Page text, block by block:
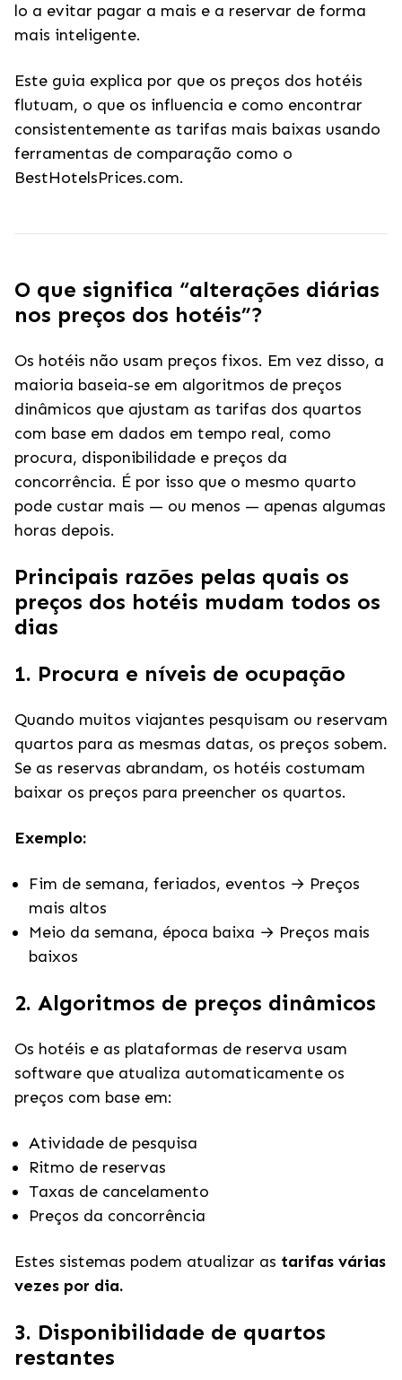
lo a evitar pagar a mais e a reservar de forma
mais inteligente.
Este guia explica por que os preços dos hotéis
flutuam, o que os influencia e como encontrar
consistentemente as tarifas mais baixas usando
ferramentas de comparação como o
BestHotelsPrices.com.
O que significa “alterações diárias
nos preços dos hotéis”?
Os hotéis não usam preços fixos. Em vez disso, a
maioria baseia-se em algoritmos de preços
dinâmicos que ajustam as tarifas dos quartos
com base em dados em tempo real, como
procura, disponibilidade e preços da
concorrência. É por isso que o mesmo quarto
pode custar mais — ou menos — apenas algumas
horas depois.
Principais razões pelas quais os
preços dos hotéis mudam todos os
dias
1. Procura e níveis de ocupação
Quando muitos viajantes pesquisam ou reservam
quartos para as mesmas datas, os preços sobem.
Se as reservas abrandam, os hotéis costumam
baixar os preços para preencher os quartos.
Exemplo:
Fim de semana, feriados, eventos → Preços
mais altos
Meio da semana, época baixa → Preços mais
baixos
2. Algoritmos de preços dinâmicos
Os hotéis e as plataformas de reserva usam
software que atualiza automaticamente os
preços com base em:
Atividade de pesquisa
Ritmo de reservas
Taxas de cancelamento
Preços da concorrência
Estes sistemas podem atualizar as tarifas várias
vezes por dia.
3. Disponibilidade de quartos
restantes